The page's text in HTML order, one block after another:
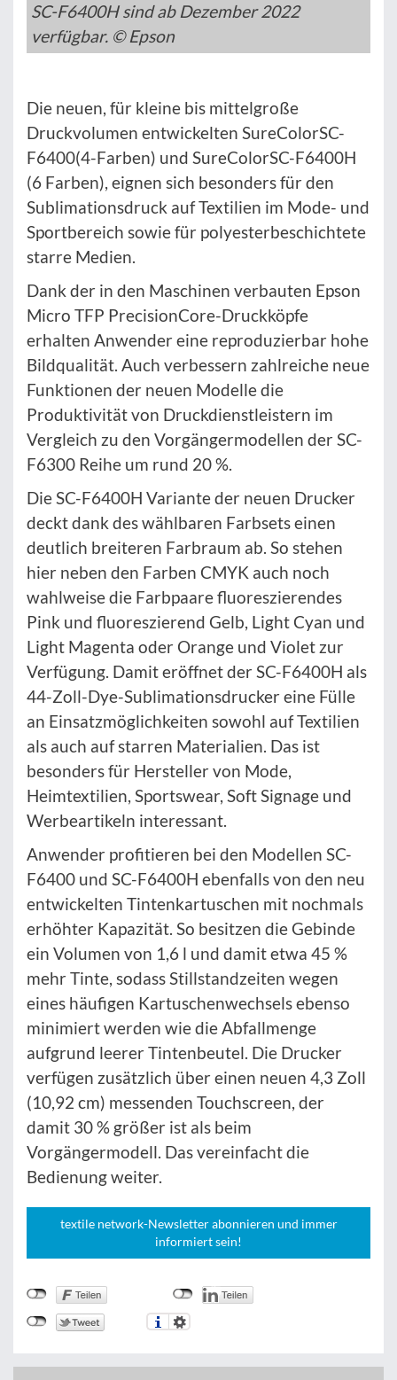
SC-F6400H sind ab Dezember 2022
verfügbar. © Epson
Die neuen, für kleine bis mittelgroße
Druckvolumen entwickelten SureColorSC-
F6400(4-Farben) und SureColorSC-F6400H
(6 Farben), eignen sich besonders für den
Sublimationsdruck auf Textilien im Mode- und
Sportbereich sowie für polyesterbeschichtete
starre Medien.
Dank der in den Maschinen verbauten Epson
Micro TFP PrecisionCore-Druckköpfe
erhalten Anwender eine reproduzierbar hohe
Bildqualität. Auch verbessern zahlreiche neue
Funktionen der neuen Modelle die
Produktivität von Druckdienstleistern im
Vergleich zu den Vorgängermodellen der SC-
F6300 Reihe um rund 20 %.
Die SC-F6400H Variante der neuen Drucker
deckt dank des wählbaren Farbsets einen
deutlich breiteren Farbraum ab. So stehen
hier neben den Farben CMYK auch noch
wahlweise die Farbpaare fluoreszierendes
Pink und fluoreszierend Gelb, Light Cyan und
Light Magenta oder Orange und Violet zur
Verfügung. Damit eröffnet der SC-F6400H als
44-Zoll-Dye-Sublimationsdrucker eine Fülle
an Einsatzmöglichkeiten sowohl auf Textilien
als auch auf starren Materialien. Das ist
besonders für Hersteller von Mode,
Heimtextilien, Sportswear, Soft Signage und
Werbeartikeln interessant.
Anwender profitieren bei den Modellen SC-
F6400 und SC-F6400H ebenfalls von den neu
entwickelten Tintenkartuschen mit nochmals
erhöhter Kapazität. So besitzen die Gebinde
ein Volumen von 1,6 l und damit etwa 45 %
mehr Tinte, sodass Stillstandzeiten wegen
eines häufigen Kartuschenwechsels ebenso
minimiert werden wie die Abfallmenge
aufgrund leerer Tintenbeutel. Die Drucker
verfügen zusätzlich über einen neuen 4,3 Zoll
(10,92 cm) messenden Touchscreen, der
damit 30 % größer ist als beim
Vorgängermodell. Das vereinfacht die
Bedienung weiter.
textile network-Newsletter abonnieren und immer
informiert sein!